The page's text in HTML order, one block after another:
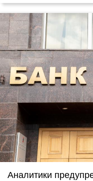
Аналитики